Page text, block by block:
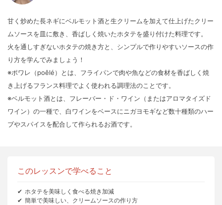
甘く炒めた長ネギにベルモット酒と生クリームを加えて仕上げたクリー
ムソースを皿に敷き、香ばしく焼いたホタテを盛り付けた料理です。
火を通しすぎないホタテの焼き方と、シンプルで作りやすいソースの作
り方を学んでみましょう！
※ポワレ（poêlé）とは、フライパンで肉や魚などの食材を香ばしく焼
き上げるフランス料理でよく使われる調理法のことです。
※ベルモット酒とは、フレーバー・ド・ワイン（またはアロマタイズド
ワイン）の一種で、白ワインをベースにニガヨモギなど数十種類のハー
ブやスパイスを配合して作られるお酒です。
このレッスンで学べること
ホタテを美味しく食べる焼き加減
簡単で美味しい、クリームソースの作り方